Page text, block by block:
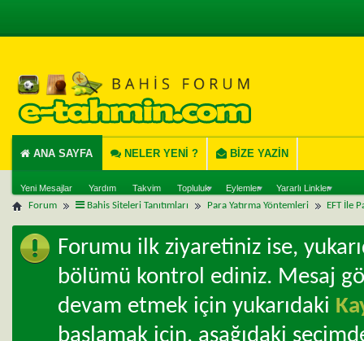
ANA SAYFA
Yeni Mesajlar Yardım Takvim Topluluk Eylemler Yararlı Linkler
NELER YENI ? BIZE YAZIN
Forum Bahis Siteleri Tanıtımları Para Yatırma Yöntemleri EFT İle
Forumu ilk ziyaretiniz ise,
bölümü kontrol ediniz. Mesaj
devam etmek için yukarıdaki
başlamak için, aşağıdaki